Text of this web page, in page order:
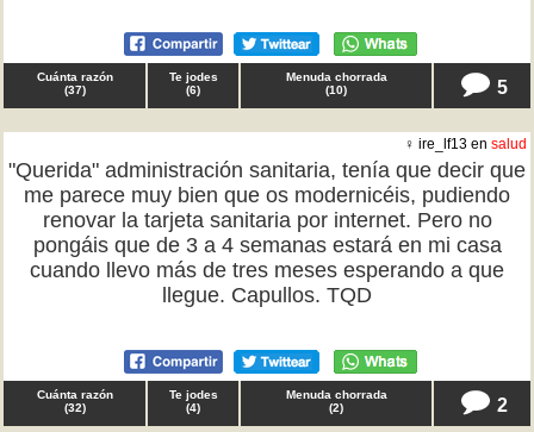
Cuánta razón
(37)
Te jodes
(6)
Menuda chorrada
(10) 5
♀ ire_lf13 en salud
"Querida" administración sanitaria, tenía que decir que
me parece muy bien que os modernicéis, pudiendo
renovar la tarjeta sanitaria por internet. Pero no
pongáis que de 3 a 4 semanas estará en mi casa
cuando llevo más de tres meses esperando a que
llegue. Capullos. TQD
Cuánta razón
(32)
Te jodes
(4)
Menuda chorrada
(2) 2